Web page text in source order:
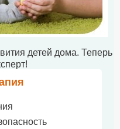
детей дома. Теперь